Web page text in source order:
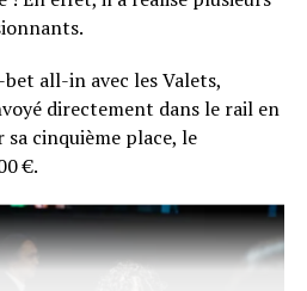
fera certainement son petit
les réseaux du poker
risque de se souvenir
victoire… en peignoir !
all-in avec les Valets,
directement dans le rail en
sa cinquième place, le
€.